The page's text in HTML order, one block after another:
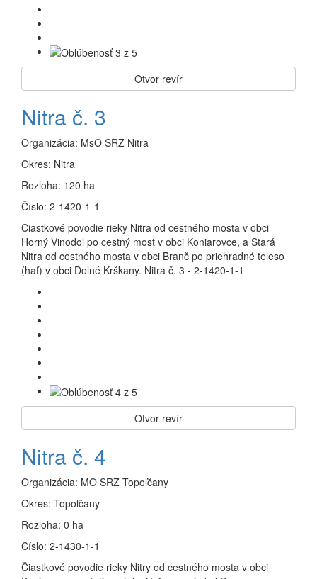
Otvor revír
Nitra č. 3
Organizácia: MsO SRZ Nitra
Okres: Nitra
Rozloha: 120 ha
Číslo: 2-1420-1-1
Čiastkové povodie rieky Nitra od cestného mosta v obci
Horný Vinodol po cestný most v obci Koniarovce, a Stará
Nitra od cestného mosta v obci Branč po priehradné teleso
(hať) v obci Dolné Krškany. Nitra č. 3 - 2-1420-1-1
Otvor revír
Nitra č. 4
Organizácia: MO SRZ Topoľčany
Okres: Topoľčany
Rozloha: 0 ha
Číslo: 2-1430-1-1
Čiastkové povodie rieky Nitry od cestného mosta v obci